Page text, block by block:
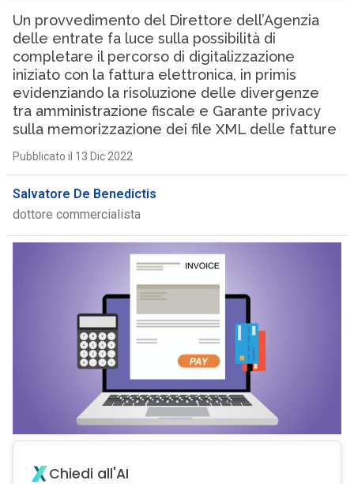
Un provvedimento del Direttore dell’Agenzia
delle entrate fa luce sulla possibilità di
completare il percorso di digitalizzazione
iniziato con la fattura elettronica, in primis
evidenziando la risoluzione delle divergenze
tra amministrazione fiscale e Garante privacy
sulla memorizzazione dei file XML delle fatture
Pubblicato il 13 Dic 2022
Salvatore De Benedictis
dottore commercialista
Chiedi all'AI